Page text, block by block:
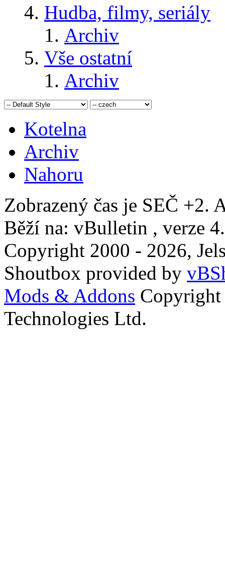
Hudba, filmy, seriály
Archiv
Vše ostatní
Archiv
Kotelna
Archiv
Nahoru
Zobrazený čas je SEČ +2.
Běží na: vBulletin , verze
Copyright 2000 - 2026,
Shoutbox provided by
Mods & Addons
Technologies Ltd.